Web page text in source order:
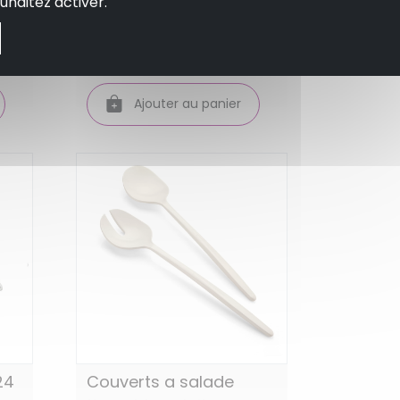
Ajouter au panier
Couverts a salade